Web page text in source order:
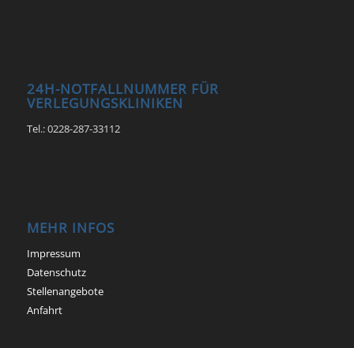
24H-NOTFALLNUMMER FÜR
VERLEGUNGSKLINIKEN
Tel.: 0228-287-33112
MEHR INFOS
Impressum
Datenschutz
Stellenangebote
Anfahrt